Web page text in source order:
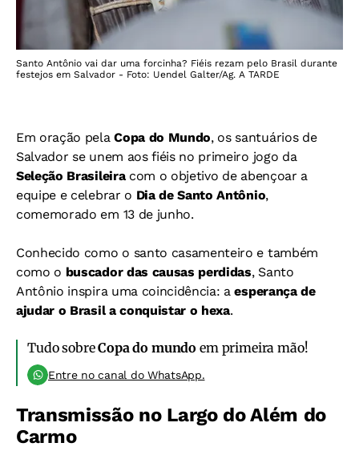
Santo Antônio vai dar uma forcinha? Fiéis rezam pelo Brasil durante
festejos em Salvador - Foto: Uendel Galter/Ag. A TARDE
Em oração pelaCopa do Mundo, os santuários de
Salvador se unem aos fiéis no primeiro jogo da
Seleção Brasileiracom o objetivo de abençoar a
equipe e celebrar o Dia de Santo Antônio,
comemorado em 13 de junho.
Conhecido como o santo casamenteiro e também
como o buscador das causas perdidas, Santo
Antônio inspira uma coincidência: aesperança de
ajudar o Brasil a conquistar o hexa.
Tudo sobreCopa do mundo em primeira mão!
Entre no canal do WhatsApp.
Transmissão no Largo do Além do
Carmo